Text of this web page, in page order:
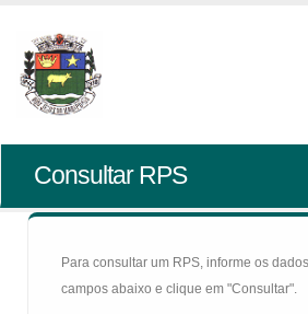
Consultar RPS
Para consultar um RPS, informe os
campos abaixo e clique em "Consultar".